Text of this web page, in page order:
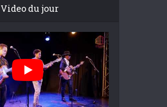
Video du jour